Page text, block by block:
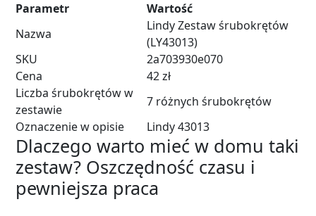
Parametr
Wartość
Nazwa
Lindy Zestaw śrubokrętów
(LY43013)
SKU
2a703930e070
Cena
42 zł
Liczba śrubokrętów w
zestawie
7 różnych śrubokrętów
Oznaczenie w opisie
Lindy 43013
Dlaczego warto mieć w domu taki
zestaw? Oszczędność czasu i
pewniejsza praca